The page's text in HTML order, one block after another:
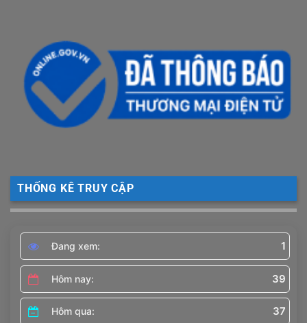
THỐNG KÊ TRUY CẬP
Đang xem: 1
Hôm nay: 39
Hôm qua: 37